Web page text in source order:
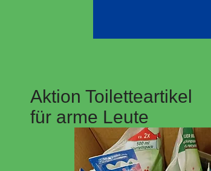
Aktion Toiletteartikel
für arme Leute